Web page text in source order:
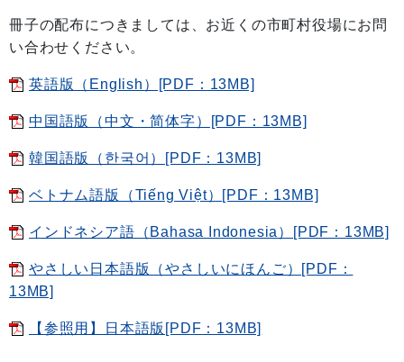
冊子の配布につきましては、お近くの市町村役場にお問
い合わせください。
英語版（English）[PDF：13MB]
中国語版（中文・简体字）[PDF：13MB]
韓国語版（한국어）[PDF：13MB]
ベトナム語版（Tiếng Việt）[PDF：13MB]
インドネシア語（Bahasa Indonesia）[PDF：13MB]
やさしい日本語版（やさしいにほんご）[PDF：
13MB]
【参照用】日本語版[PDF：13MB]